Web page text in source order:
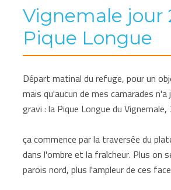
Vignemale jour
Pique Longue
Départ matinal du refuge, pour un
mais qu'aucun de mes camarades n'a
gravi : la Pique Longue du
ça commence par la traversée du
dans l'ombre et la fraîcheur. Plus on
parois nord, plus l'ampleur de ces